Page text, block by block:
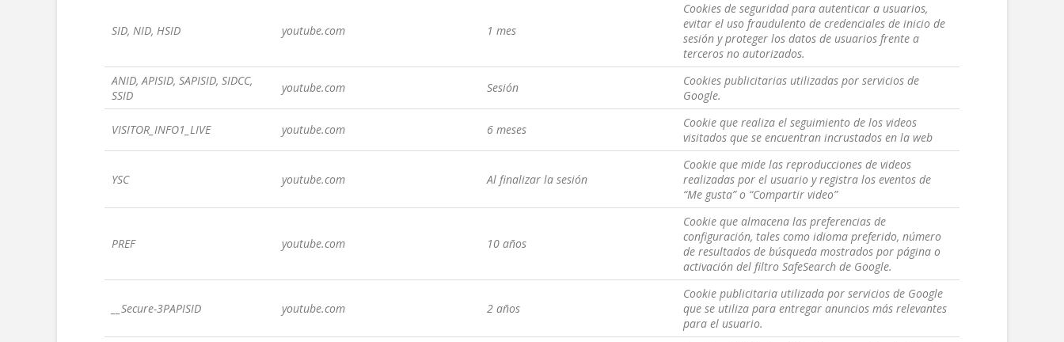
SID, NID, HSID youtube.com 1 mes
Cookies de seguridad para autenticar a usuarios,
evitar el uso fraudulento de credenciales de inicio de
sesión y proteger los datos de usuarios frente a
terceros no autorizados.
ANID, APISID, SAPISID, SIDCC,
SSID
youtube.com Sesión
Cookies publicitarias utilizadas por servicios de
Google.
VISITOR_INFO1_LIVE youtube.com 6 meses
Cookie que realiza el seguimiento de los videos
visitados que se encuentran incrustados en la web
YSC youtube.com Al finalizar la sesión
Cookie que mide las reproducciones de videos
realizadas por el usuario y registra los eventos de
“Me gusta” o “Compartir video”
PREF youtube.com 10 años
Cookie que almacena las preferencias de
configuración, tales como idioma preferido, número
de resultados de búsqueda mostrados por página o
activación del filtro SafeSearch de Google.
__Secure-3PAPISID youtube.com 2 años
Cookie publicitaria utilizada por servicios de Google
que se utiliza para entregar anuncios más relevantes
para el usuario.